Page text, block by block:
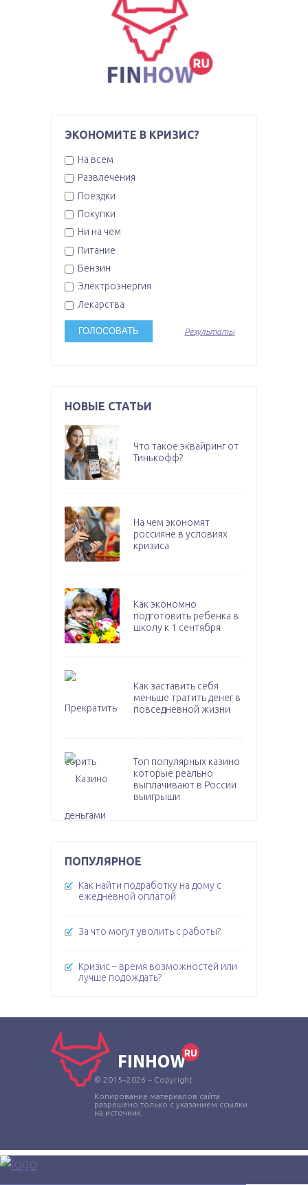
ЭКОНОМИТЕ В КРИЗИС?
На всем
Развлечения
Поездки
Покупки
Ни на чем
Питание
Бензин
Электроэнергия
Лекарства
Результаты
НОВЫЕ СТАТЬИ
Что такое эквайринг от
Тинькофф?
На чем экономят
россияне в условиях
кризиса
Как экономно
подготовить ребенка в
школу к 1 сентября
Как заставить себя
меньше тратить денег в
повседневной жизни
Топ популярных казино
которые реально
выплачивают в России
выигрыши
ПОПУЛЯРНОЕ
Как найти подработку на дому с
ежедневной оплатой
За что могут уволить с работы?
Кризис – время возможностей или
лучше подождать?
© 2015–2026 – Copyright
Копирование материалов сайта
разрешено только с указанием ссылки
на источник.